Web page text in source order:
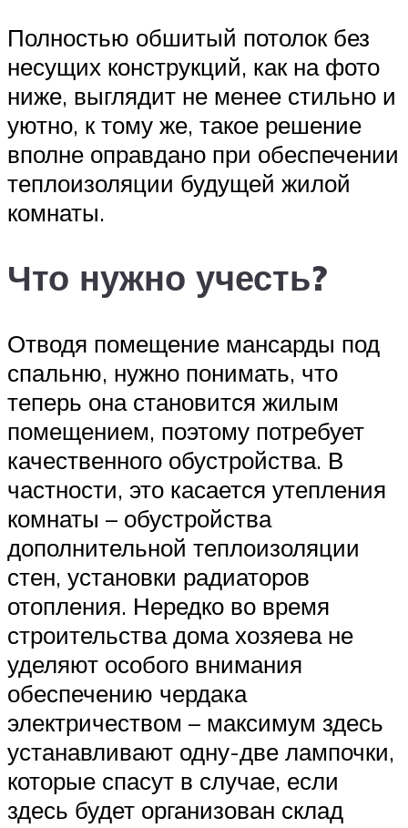
Полностью обшитый потолок без
несущих конструкций, как на фото
ниже, выглядит не менее стильно и
уютно, к тому же, такое решение
вполне оправдано при обеспечении
теплоизоляции будущей жилой
комнаты.
Что нужно учесть?
Отводя помещение мансарды под
спальню, нужно понимать, что
теперь она становится жилым
помещением, поэтому потребует
качественного обустройства. В
частности, это касается утепления
комнаты – обустройства
дополнительной теплоизоляции
стен, установки радиаторов
отопления. Нередко во время
строительства дома хозяева не
уделяют особого внимания
обеспечению чердака
электричеством – максимум здесь
устанавливают одну-две лампочки,
которые спасут в случае, если
здесь будет организован склад